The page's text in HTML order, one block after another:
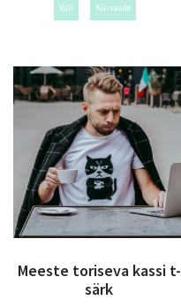
Vali Kiirvaade
Meeste toriseva kassi t-
särk